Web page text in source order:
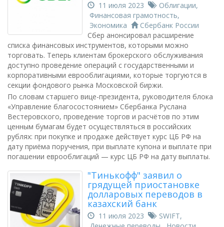
11 июля 2023 Облигации,
Финансовая грамотность,
Экономика
Сбербанк России
Сбер анонсировал расширение
списка финансовых инструментов, которыми можно
торговать. Теперь клиентам брокерского обслуживания
доступно проведение операций с государственными и
корпоративными еврооблигациями, которые торгуются в
секции фондового рынка Московской биржи.
По словам старшего вице-президента, руководителя блока
«Управление благосостоянием» Сбербанка Руслана
Вестеровского, проведение торгов и расчётов по этим
ценным бумагам будет осуществляться в российских
рублях: при покупке и продаже действует курс ЦБ РФ на
дату приёма поручения, при выплате купона и выплате при
погашении еврооблигаций — курс ЦБ РФ на дату выплаты.
"Тинькофф" заявил о
грядущей приостановке
долларовых переводов в
казахский банк
11 июля 2023 SWIFT,